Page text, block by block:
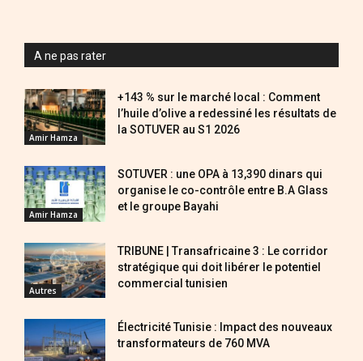
A ne pas rater
Amir Hamza
+143 % sur le marché local : Comment
l’huile d’olive a redessiné les résultats de
la SOTUVER au S1 2026
Amir Hamza
SOTUVER : une OPA à 13,390 dinars qui
organise le co-contrôle entre B.A Glass
et le groupe Bayahi
Autres
TRIBUNE | Transafricaine 3 : Le corridor
stratégique qui doit libérer le potentiel
commercial tunisien
Électricité Tunisie : Impact des nouveaux
transformateurs de 760 MVA